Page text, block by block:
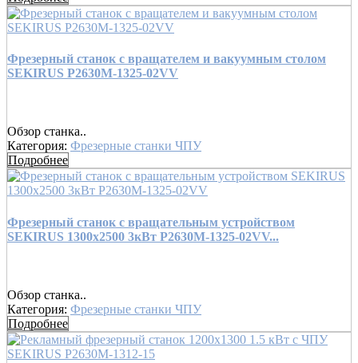
Фрезерный станок c вращателем и вакуумным столом
SEKIRUS P2630M-1325-02VV
Обзор станка..
Категория: Фрезерные станки ЧПУ
Подробнее
Фрезерный станок c вращательным устройством
SEKIRUS 1300х2500 3кВт P2630M-1325-02VV...
Обзор станка..
Категория: Фрезерные станки ЧПУ
Подробнее